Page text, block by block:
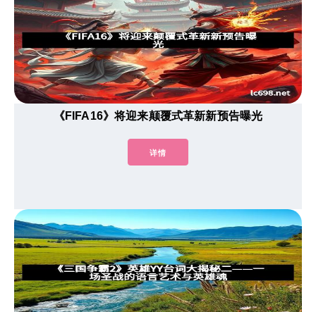
《FIFA16》将迎来颠覆式革新新预告曝光
详情